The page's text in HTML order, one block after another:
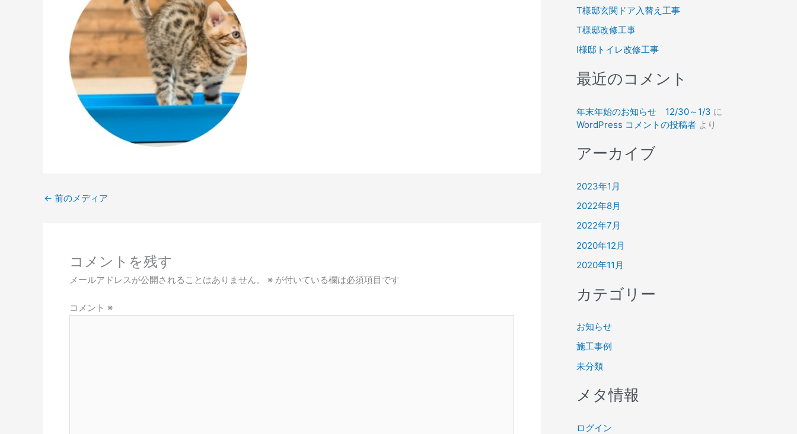
← 前のメディア
コメントを残す
メールアドレスが公開されることはありません。 ※ が付いている欄は必須項目です
コメント ※
T様邸玄関ドア入替え工事
T様邸改修工事
I様邸トイレ改修工事
最近のコメント
年末年始のお知らせ 12/30～1/3 に
WordPress コメントの投稿者 より
アーカイブ
2023年1月
2022年8月
2022年7月
2020年12月
2020年11月
カテゴリー
お知らせ
施工事例
未分類
メタ情報
ログイン